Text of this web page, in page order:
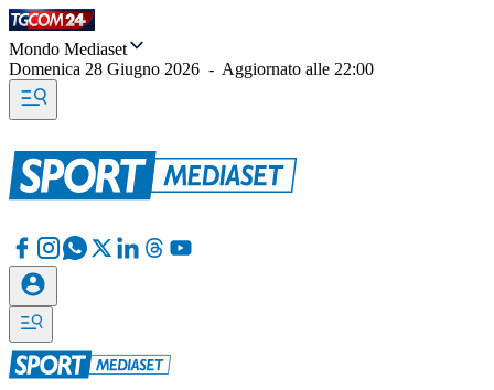
Mondo Mediaset
Domenica 28 Giugno 2026 - Aggiornato alle 22:00